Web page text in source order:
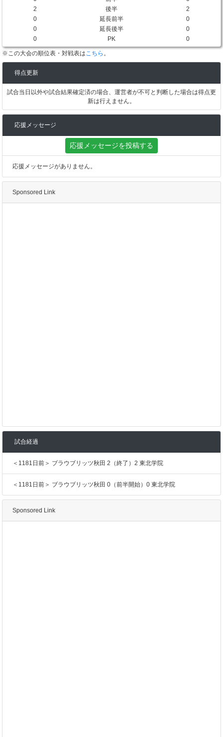
2
後半
2
0
延長前半
0
0
延長後半
0
0
PK 0
※この大会の順位表・対戦表はこちら 。
得点更新
試合当日以外や試合結果確定済の場合、運営者が不可と判断した場合は得点更
新は行えません。
応援メッセージ
応援メッセージを投稿する
応援メッセージがありません。
Sponsored Link
試合経過
＜1181日前＞ ブラウブリッツ秋田 2（終了）2 東北学院
＜1181日前＞ ブラウブリッツ秋田 0（前半開始）0 東北学院
Sponsored Link